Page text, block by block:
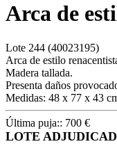
Arca de
Lote 244 (40023195)
Arca de estilo
Madera tallada.
Presenta daños
Medidas: 48 x 77 x 43
Última puja:: 700 €
LOTE